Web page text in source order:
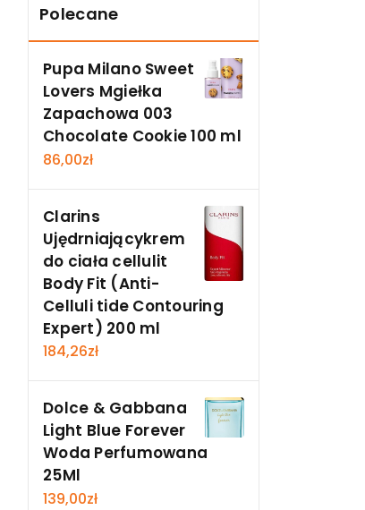
Polecane
Pupa Milano Sweet
Lovers Mgiełka
Zapachowa 003
Chocolate Cookie 100 ml
86,00zł
Clarins
Ujędrniającykrem
do ciała cellulit
Body Fit (Anti-
Celluli tide Contouring
Expert) 200 ml
184,26zł
Dolce & Gabbana
Light Blue Forever
Woda Perfumowana
25Ml
139,00zł